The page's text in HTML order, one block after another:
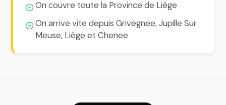
On couvre toute la Province de Liège
On arrive vite depuis Grivegnee, Jupille Sur
Meuse, Liège et Chenee